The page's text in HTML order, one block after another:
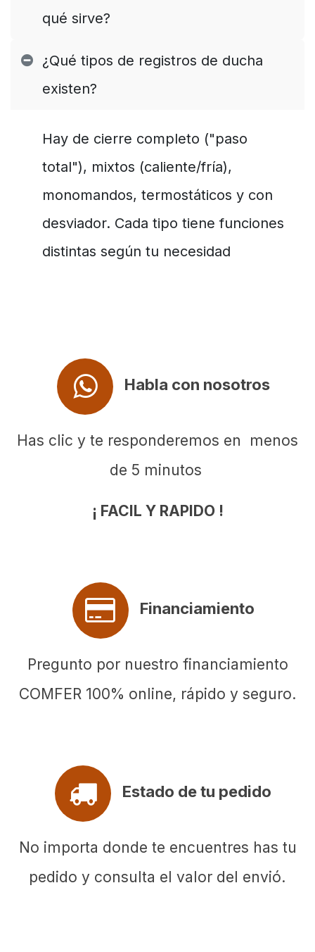
qué sirve?
¿Qué tipos de registros de ducha
existen?
Hay de cierre completo ("paso
total"), mixtos (caliente/fría),
monomandos, termostáticos y con
desviador. Cada tipo tiene funciones
distintas según tu necesidad
Habla con nosotros
Has clic y te responderemos en menos
de 5 minutos
¡ FACIL Y RAPIDO !
Financiamiento
Pregunto por nuestro financiamiento
COMFER 100% online, rápido y seguro.
Estado de tu pedido
No importa donde te encuentres has tu
pedido y consulta el valor del envió.